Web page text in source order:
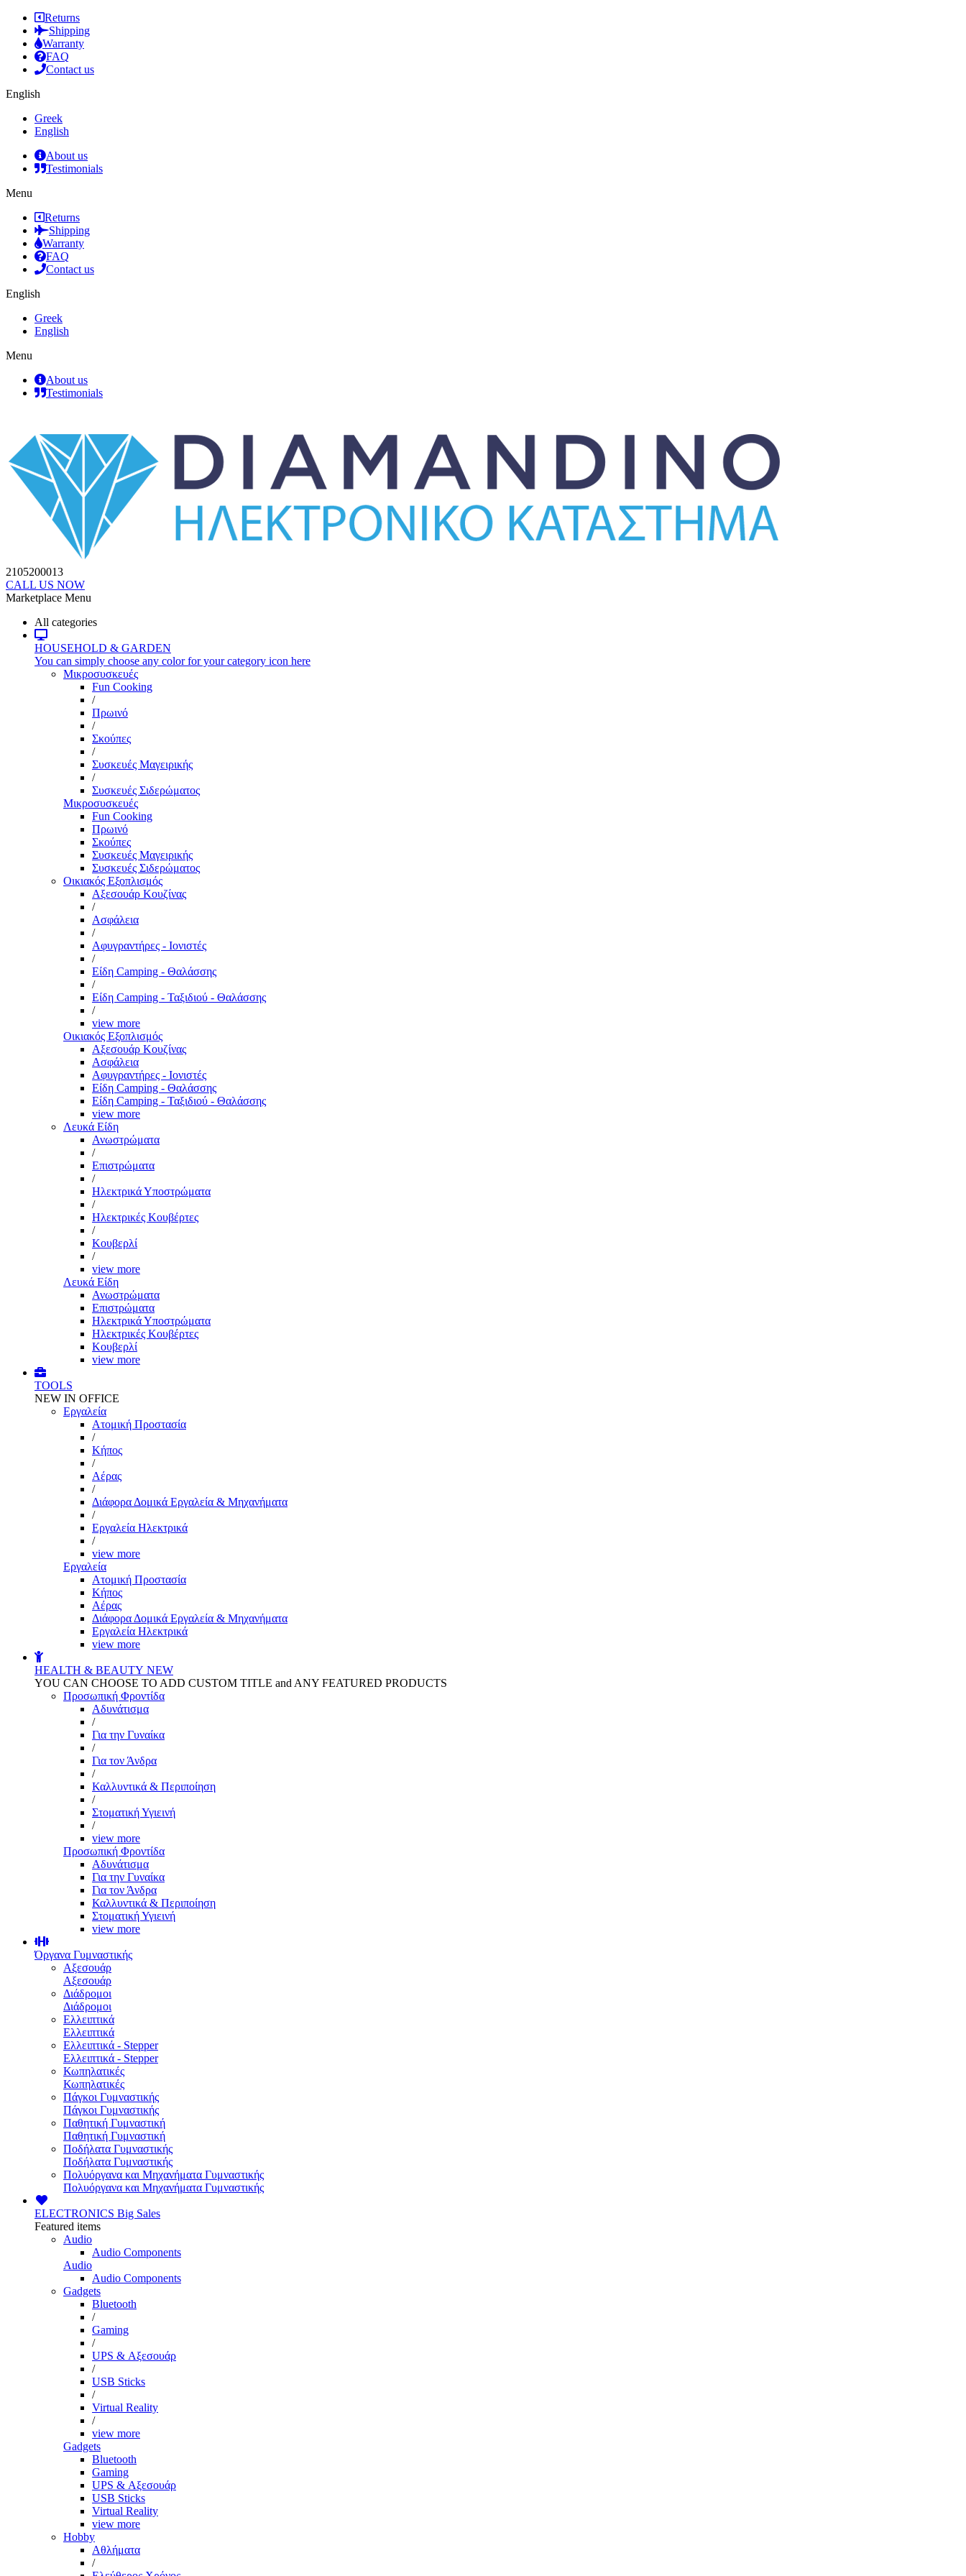
Returns
Shipping
Warranty
FAQ
Contact us
English
Greek
English
About us
Testimonials
Menu
Returns
Shipping
Warranty
FAQ
Contact us
English
Greek
English
Menu
About us
Testimonials
2105200013
CALL US NOW
Marketplace Menu
All categories
HOUSEHOLD & GARDEN
You can simply choose any color for your category icon here
Μικροσυσκευές
Fun Cooking
/
Πρωινό
/
Σκούπες
/
Συσκευές Μαγειρικής
/
Συσκευές Σιδερώματος
Μικροσυσκευές
Fun Cooking
Πρωινό
Σκούπες
Συσκευές Μαγειρικής
Συσκευές Σιδερώματος
Οικιακός Εξοπλισμός
Αξεσουάρ Κουζίνας
/
Ασφάλεια
/
Αφυγραντήρες - Ιονιστές
/
Είδη Camping - Θαλάσσης
/
Είδη Camping - Ταξιδιού - Θαλάσσης
/
view more
Οικιακός Εξοπλισμός
Αξεσουάρ Κουζίνας
Ασφάλεια
Αφυγραντήρες - Ιονιστές
Είδη Camping - Θαλάσσης
Είδη Camping - Ταξιδιού - Θαλάσσης
view more
Λευκά Είδη
Ανωστρώματα
/
Επιστρώματα
/
Ηλεκτρικά Υποστρώματα
/
Ηλεκτρικές Κουβέρτες
/
Κουβερλί
/
view more
Λευκά Είδη
Ανωστρώματα
Επιστρώματα
Ηλεκτρικά Υποστρώματα
Ηλεκτρικές Κουβέρτες
Κουβερλί
view more
TOOLS
NEW IN OFFICE
Εργαλεία
Aτομική Προστασία
/
Kήπος
/
Αέρας
/
Διάφορα Δομικά Εργαλεία & Μηχανήματα
/
Εργαλεία Ηλεκτρικά
/
view more
Εργαλεία
Aτομική Προστασία
Kήπος
Αέρας
Διάφορα Δομικά Εργαλεία & Μηχανήματα
Εργαλεία Ηλεκτρικά
view more
HEALTH & BEAUTY NEW
YOU CAN CHOOSE TO ADD CUSTOM TITLE and ANY FEATURED PRODUCTS
Προσωπική Φροντίδα
Αδυνάτισμα
/
Για την Γυναίκα
/
Για τον Άνδρα
/
Καλλυντικά & Περιποίηση
/
Στοματική Υγιεινή
/
view more
Προσωπική Φροντίδα
Αδυνάτισμα
Για την Γυναίκα
Για τον Άνδρα
Καλλυντικά & Περιποίηση
Στοματική Υγιεινή
view more
Όργανα Γυμναστικής
Αξεσουάρ
Αξεσουάρ
Διάδρομοι
Διάδρομοι
Ελλειπτικά
Ελλειπτικά
Ελλειπτικά - Stepper
Ελλειπτικά - Stepper
Κωπηλατικές
Κωπηλατικές
Πάγκοι Γυμναστικής
Πάγκοι Γυμναστικής
Παθητική Γυμναστική
Παθητική Γυμναστική
Ποδήλατα Γυμναστικής
Ποδήλατα Γυμναστικής
Πολυόργανα και Μηχανήματα Γυμναστικής
Πολυόργανα και Μηχανήματα Γυμναστικής
ELECTRONICS Big Sales
Featured items
Audio
Audio Components
Audio
Audio Components
Gadgets
Bluetooth
/
Gaming
/
UPS & Αξεσουάρ
/
USB Sticks
/
Virtual Reality
/
view more
Gadgets
Bluetooth
Gaming
UPS & Αξεσουάρ
USB Sticks
Virtual Reality
view more
Hobby
Αθλήματα
/